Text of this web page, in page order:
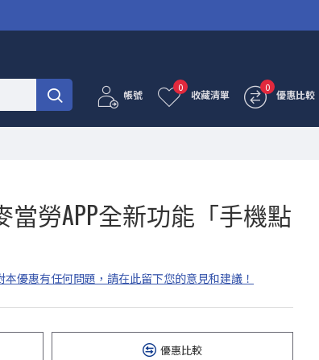
帳號 收藏清單
0
優惠比較
0
勞APP全新功能「手機點
本優惠有任何問題，請在此留下您的意見和建議！
優惠比較